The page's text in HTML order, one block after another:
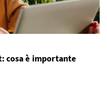
cosa è importante